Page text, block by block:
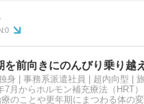
0
身 | 事務系派遣社員 | 超内向型 |
7月からホルモン補充療法（HRT